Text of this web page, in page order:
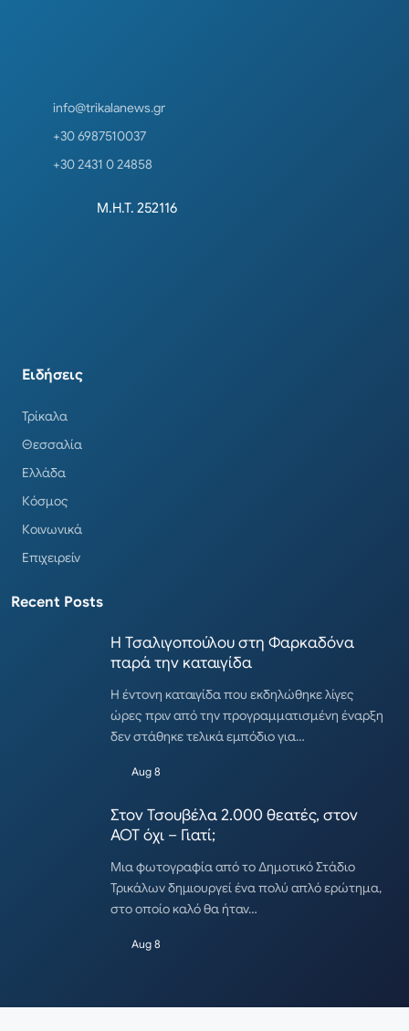
info@trikalanews.gr
+30 6987510037
+30 2431 0 24858
Μ.Η.Τ. 252116
Ειδήσεις
Τρίκαλα
Θεσσαλία
Ελλάδα
Κόσμος
Κοινωνικά
Επιχειρείν
Recent Posts
Η Τσαλιγοπούλου στη Φαρκαδόνα
παρά την καταιγίδα
Η έντονη καταιγίδα που εκδηλώθηκε λίγες
ώρες πριν από την προγραμματισμένη έναρξη
δεν στάθηκε τελικά εμπόδιο για…
Aug 8
Στον Τσουβέλα 2.000 θεατές, στον
ΑΟΤ όχι – Γιατί;
Μια φωτογραφία από το Δημοτικό Στάδιο
Τρικάλων δημιουργεί ένα πολύ απλό ερώτημα,
στο οποίο καλό θα ήταν…
Aug 8